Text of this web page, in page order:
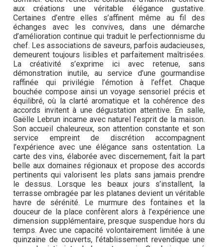
aux créations une véritable élégance gustative.
Certaines d’entre elles s’affinent même au fil des
échanges avec les convives, dans une démarche
d’amélioration continue qui traduit le perfectionnisme du
chef. Les associations de saveurs, parfois audacieuses,
demeurent toujours lisibles et parfaitement maîtrisées.
La créativité s’exprime ici avec retenue, sans
démonstration inutile, au service d’une gourmandise
raffinée qui privilégie l’émotion à l’effet. Chaque
bouchée compose ainsi un voyage sensoriel précis et
équilibré, où la clarté aromatique et la cohérence des
accords invitent à une dégustation attentive. En salle,
Gaëlle Lebrun incarne avec naturel l’esprit de la maison.
Son accueil chaleureux, son attention constante et son
service empreint de discrétion accompagnent
l’expérience avec une élégance sans ostentation. La
carte des vins, élaborée avec discernement, fait la part
belle aux domaines régionaux et propose des accords
pertinents qui valorisent les plats sans jamais prendre
le dessus. Lorsque les beaux jours s’installent, la
terrasse ombragée par les platanes devient un véritable
havre de sérénité. Le murmure des fontaines et la
douceur de la place confèrent alors à l’expérience une
dimension supplémentaire, presque suspendue hors du
temps. Avec une capacité volontairement limitée à une
quinzaine de couverts, l’établissement revendique une